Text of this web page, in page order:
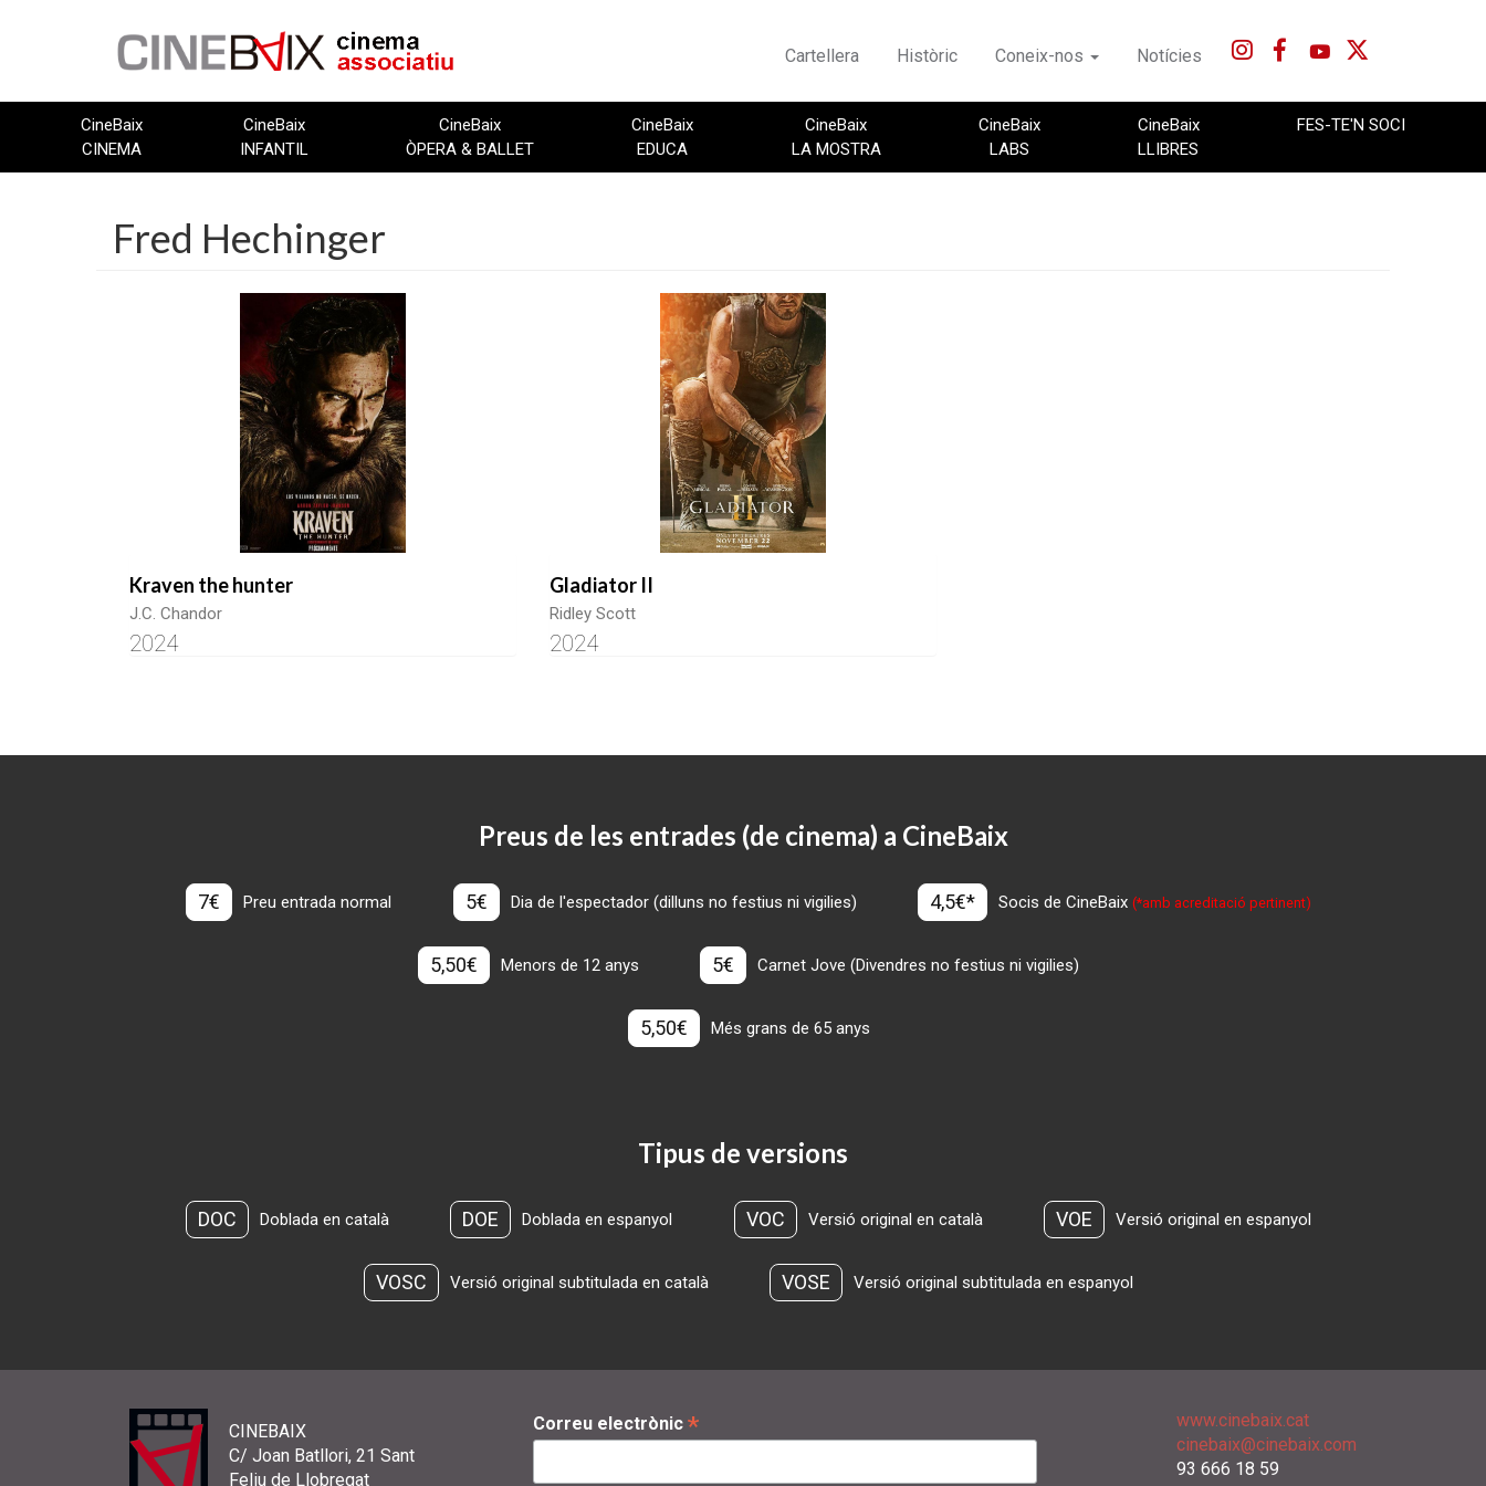
Cartellera Històric Coneix-nos Notícies
CineBaix
CINEMA
CineBaix
INFANTIL
CineBaix
ÒPERA & BALLET
CineBaix
EDUCA
CineBaix
LA MOSTRA
CineBaix
LABS
CineBaix
LLIBRES
FES-TE'N SOCI
Fred Hechinger
Kraven the hunter
J.C. Chandor
2024
Gladiator II
Ridley Scott
2024
Preus de les entrades (de cinema) a CineBaix
7€ Preu entrada normal 5€ Dia de l'espectador (dilluns no festius ni vigilies) 4,5€* Socis de CineBaix(*amb acreditació pertinent)
5,50€ Menors de 12 anys 5€ Carnet Jove (Divendres no festius ni vigilies)
5,50€ Més grans de 65 anys
Tipus de versions
DOC Doblada en català DOE Doblada en espanyol VOC Versió original en català VOE Versió original en espanyol
VOSC Versió original subtitulada en català VOSE Versió original subtitulada en espanyol
CINEBAIX
C/ Joan Batllori, 21 Sant
Feliu de Llobregat
Correu electrònic *
www.cinebaix.cat
cinebaix@cinebaix.com
93 666 18 59